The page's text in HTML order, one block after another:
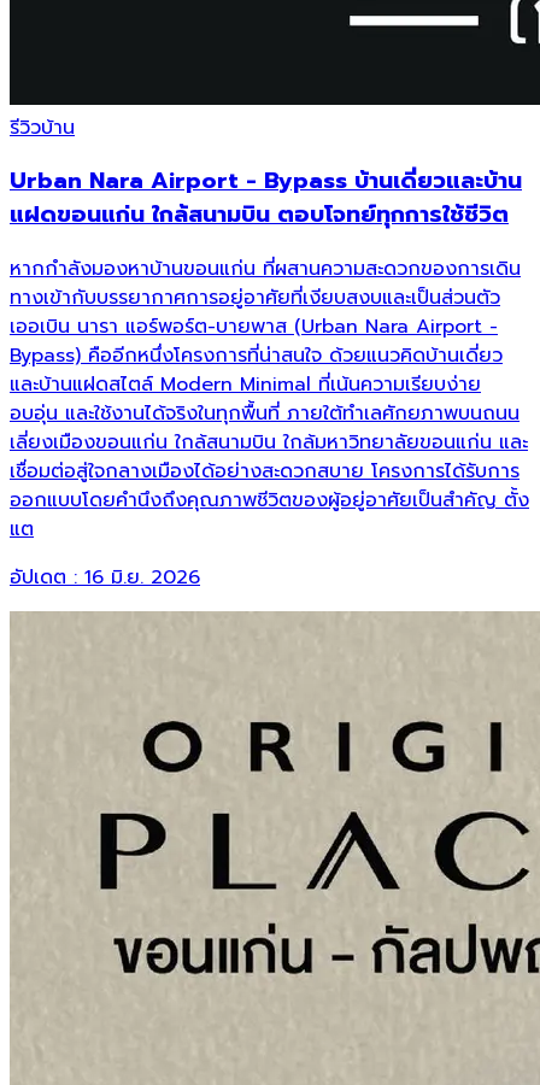
รีวิวบ้าน
Urban Nara Airport - Bypass บ้านเดี่ยวและบ้าน
แฝดขอนแก่น ใกล้สนามบิน ตอบโจทย์ทุกการใช้ชีวิต
หากกำลังมองหาบ้านขอนแก่น ที่ผสานความสะดวกของการเดิน
ทางเข้ากับบรรยากาศการอยู่อาศัยที่เงียบสงบและเป็นส่วนตัว
เออเบิน นารา แอร์พอร์ต-บายพาส (Urban Nara Airport -
Bypass) คืออีกหนึ่งโครงการที่น่าสนใจ ด้วยแนวคิดบ้านเดี่ยว
และบ้านแฝดสไตล์ Modern Minimal ที่เน้นความเรียบง่าย
อบอุ่น และใช้งานได้จริงในทุกพื้นที่ ภายใต้ทำเลศักยภาพบนถนน
เลี่ยงเมืองขอนแก่น ใกล้สนามบิน ใกล้มหาวิทยาลัยขอนแก่น และ
เชื่อมต่อสู่ใจกลางเมืองได้อย่างสะดวกสบาย โครงการได้รับการ
ออกแบบโดยคำนึงถึงคุณภาพชีวิตของผู้อยู่อาศัยเป็นสำคัญ ตั้ง
แต
อัปเดต :16 มิ.ย. 2026